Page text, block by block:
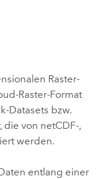
Raster-
Raster-Format
Datasets bzw.
die von netCDF-,
werden.
entlang einer